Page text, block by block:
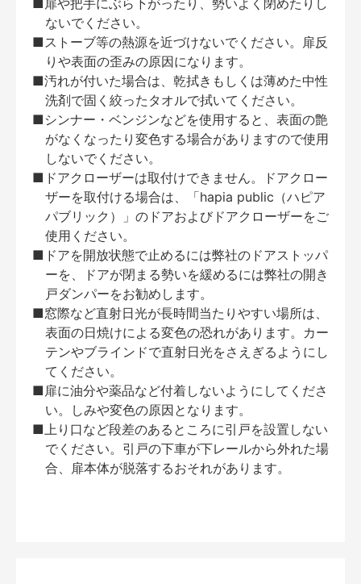
■扉や把手にぶら下がったり、勢いよく閉めたりし
ないでください。
■ストーブ等の熱源を近づけないでください。扉反
りや表面の歪みの原因になります。
■汚れが付いた場合は、乾拭きもしくは薄めた中性
洗剤で固く絞ったタオルで拭いてください。
■シンナー・ベンジンなどを使用すると、表面の艶
がなくなったり変色する場合がありますので使用
しないでください。
■ドアクローザーは取付けできません。ドアクロー
ザーを取付ける場合は、「hapia public（ハピア
パブリック）」のドアおよびドアクローザーをご
使用ください。
■ドアを開放状態で止めるには弊社のドアストッパ
ーを、ドアが閉まる勢いを緩めるには弊社の開き
戸ダンパーをお勧めします。
■窓際など直射日光が長時間当たりやすい場所は、
表面の日焼けによる変色の恐れがあります。カー
テンやブラインドで直射日光をさえぎるようにし
てください。
■扉に油分や薬品など付着しないようにしてくださ
い。しみや変色の原因となります。
■上り口など段差のあるところに引戸を設置しない
でください。引戸の下車が下レールから外れた場
合、扉本体が脱落するおそれがあります。